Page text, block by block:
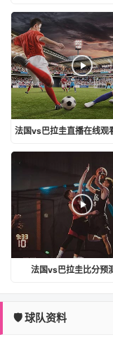
法国vs巴拉圭比分预
🛡️ 球队资料